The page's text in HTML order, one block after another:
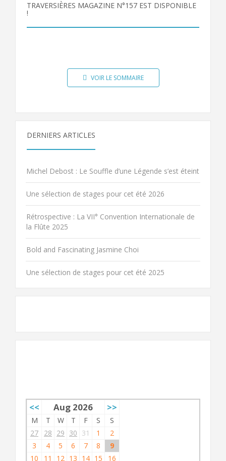
TRAVERSIÈRES MAGAZINE N°157 EST DISPONIBLE
!
VOIR LE SOMMAIRE
DERNIERS ARTICLES
Michel Debost : Le Souffle d’une Légende s’est éteint
Une sélection de stages pour cet été 2026
Rétrospective : La VII° Convention Internationale de
la Flûte 2025
Bold and Fascinating Jasmine Choi
Une sélection de stages pour cet été 2025
<< Aug 2026 >>
M T W T F S
S
27
28 29 30 31 1
2
3
4 5 6 7 8
9
10
11 12 13 14 15
16